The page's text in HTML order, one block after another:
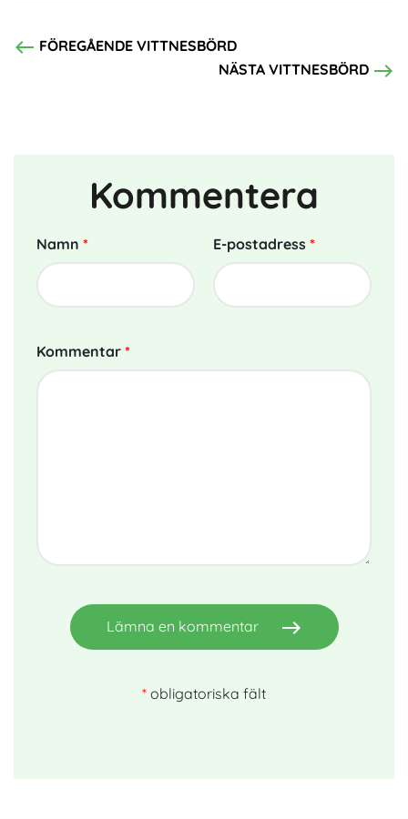
west FÖREGÅENDE VITTNESBÖRD
NÄSTA VITTNESBÖRD east
Kommentera
Namn * E-postadress *
Kommentar *
Lämna en kommentar east
* obligatoriska fält